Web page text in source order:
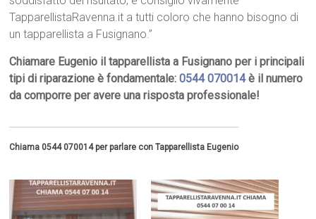
TapparellistaRavenna.it a tutti coloro che hanno bisogno di
un tapparellista a Fusignano.”
Chiamare Eugenio il tapparellista a Fusignano per i principali
tipi di riparazione è fondamentale:0544 070014è il numero
da comporre per avere una risposta professionale!
Chiama 0544 070014 per parlare con Tapparellista Eugenio